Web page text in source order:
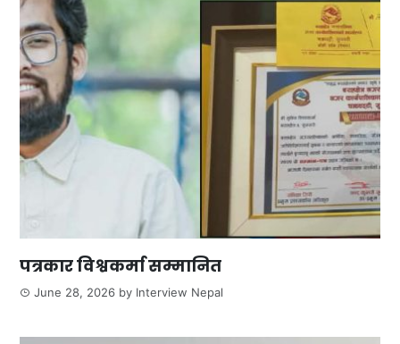
पत्रकार विश्वकर्मा सम्मानित
June 28, 2026 by Interview Nepal